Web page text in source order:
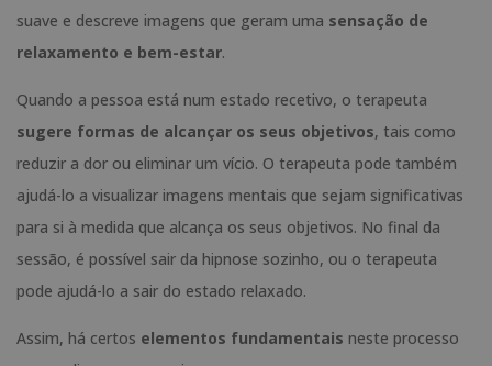
suave e descreve imagens que geram uma sensação de
relaxamento e bem-estar.
Quando a pessoa está num estado recetivo, o terapeuta
sugere formas de alcançar os seus objetivos, tais como
reduzir a dor ou eliminar um vício. O terapeuta pode também
ajudá-lo a visualizar imagens mentais que sejam significativas
para si à medida que alcança os seus objetivos. No final da
sessão, é possível sair da hipnose sozinho, ou o terapeuta
pode ajudá-lo a sair do estado relaxado.
Assim, há certos elementos fundamentais neste processo